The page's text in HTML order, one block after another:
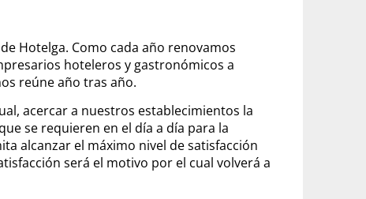
Hotelga. Como cada año renovamos
hoteleros y gastronómicos a
reúne año tras año.
acercar a nuestros establecimientos la
se requieren en el día a día para la
alcanzar el máximo nivel de satisfacción
será el motivo por el cual volverá a